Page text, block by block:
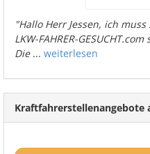
"Hallo Herr Jessen, ich
LKW-FAHRER-
Die... weiterlesen
Kraftfahrerstellenangebote